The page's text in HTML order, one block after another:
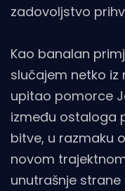
zadovoljstvo
Kao banalan
slučajem netko iz
upitao pomorce
između ostaloga
bitve, u razmaku
novom
unutrašnje